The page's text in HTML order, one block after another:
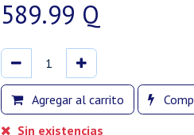
589.99 Q
Agregar al carrito
Sin existencias